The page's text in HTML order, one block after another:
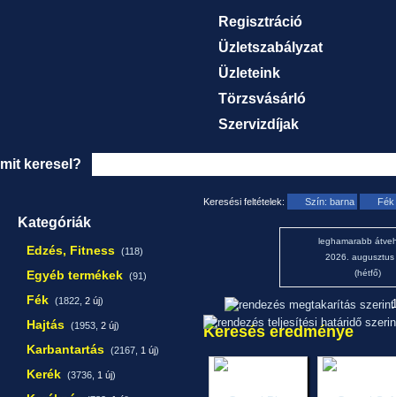
Regisztráció
Üzletszabályzat
Üzleteink
Törzsvásárló
Szervizdíjak
mit keresel?
Kategóriák
Edzés, Fitness (118)
Egyéb termékek (91)
Fék (1822, 2 új)
Hajtás (1953, 2 új)
Karbantartás (2167, 1 új)
Kerék (3736, 1 új)
Keresési feltételek: Szín: barna Fék
leghamarabb
2026. augusztus
(hétfő)
Keresés eredménye